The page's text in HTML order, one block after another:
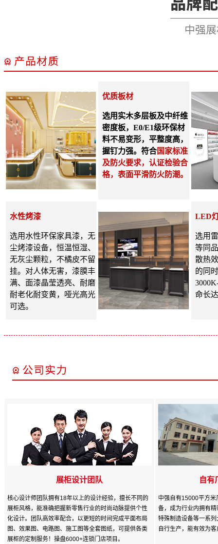
优质板材
选用实木多层板及中纤维
密度板，E0/E1级环保材
料不易变形，平整度高，
握钉力强。符合国家标准
及防火要求，认证检验合
格，表面平滑防火防潮。
水性烤漆
选用水性环保家具漆，无
尘烤漆设备，恒温恒湿、
无灰尘颗粒，不橘皮不留
挂。对人体无害，漆膜丰
满、面漆晶莹透亮、耐磨
耐老化耐变黄，哑光高光
可选。
LED
选用
等同
散热
的 同
命长
展柜设计团队
核心设计师团队拥有18年以上的设计经验，擅长不同的
展柜风格，能准确把握新零售行业的时尚动脉提供个性
化设计。团队高效率配合，以更短的时间完成平面布局
图、效果图、电路图、施工图等全套图纸，可提供各类
展柜的定制服务！操盘6000+连锁门店项目。
自有
中强自有15000平方
备，成为行业内拥有
特殊制造设备等一系
自行生产，能有效为